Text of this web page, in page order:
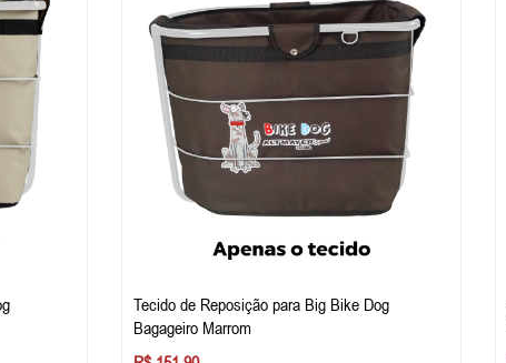
Tecido de Reposição para Big Bike Dog
Bagageiro Marrom